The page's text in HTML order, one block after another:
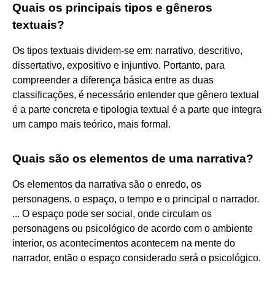
Quais os principais tipos e gêneros
textuais?
Os tipos textuais dividem-se em: narrativo, descritivo,
dissertativo, expositivo e injuntivo. Portanto, para
compreender a diferença básica entre as duas
classificações, é necessário entender que gênero textual
é a parte concreta e tipologia textual é a parte que integra
um campo mais teórico, mais formal.
Quais são os elementos de uma narrativa?
Os elementos da narrativa são o enredo, os
personagens, o espaço, o tempo e o principal o narrador.
... O espaço pode ser social, onde circulam os
personagens ou psicológico de acordo com o ambiente
interior, os acontecimentos acontecem na mente do
narrador, então o espaço considerado será o psicológico.